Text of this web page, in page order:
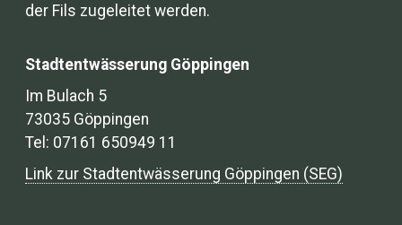
der Fils zugeleitet werden.
Stadtentwässerung Göppingen
Im Bulach 5
73035 Göppingen
Tel: 07161 650949 11
Link zur Stadtentwässerung Göppingen (SEG)